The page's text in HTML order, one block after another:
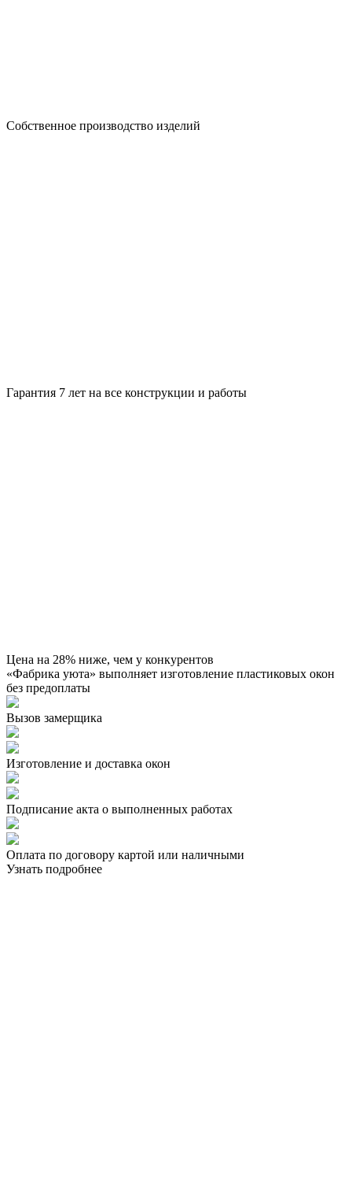
Собственное производство изделий
Гарантия 7 лет на все конструкции и работы
Цена на 28% ниже, чем у конкурентов
«Фабрика уюта» выполняет изготовление пластиковых окон
без предоплаты
Вызов замерщика
Изготовление и доставка окон
Подписание акта о выполненных работах
Оплата по договору картой или наличными
Узнать подробнее